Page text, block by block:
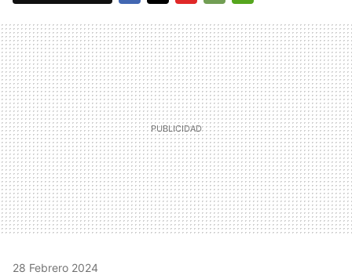
MAIL
28 Febrero 2024